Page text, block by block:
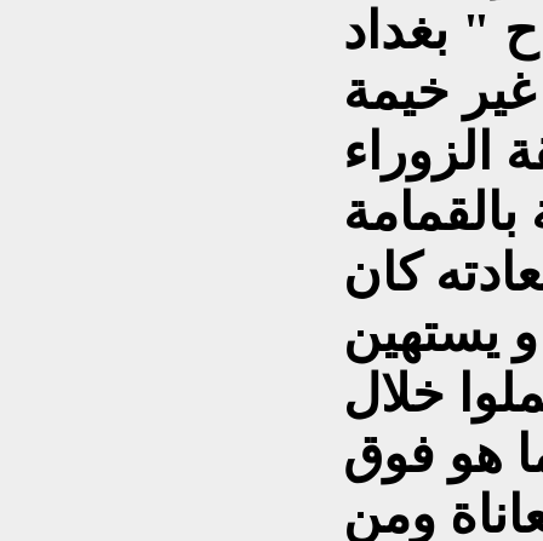
" بغداد
خيمة
الزوراء
كان
يستهين
خلال
هو فوق
ومن